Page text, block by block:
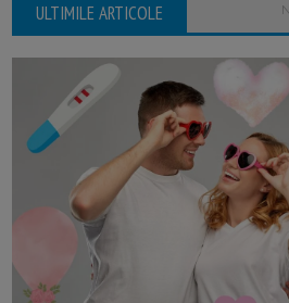
ULTIMILE ARTICOLE